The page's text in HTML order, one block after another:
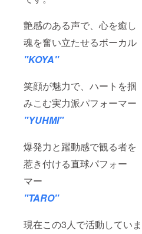
艶感のある声で、心を癒し
魂を奮い立たせるボーカル
"KOYA"
笑顔が魅力で、ハートを掴
みこむ実力派パフォーマー
"YUHMI"
爆発力と躍動感で観る者を
惹き付ける直球パフォー
マー
"TARO"
現在この3人で活動していま